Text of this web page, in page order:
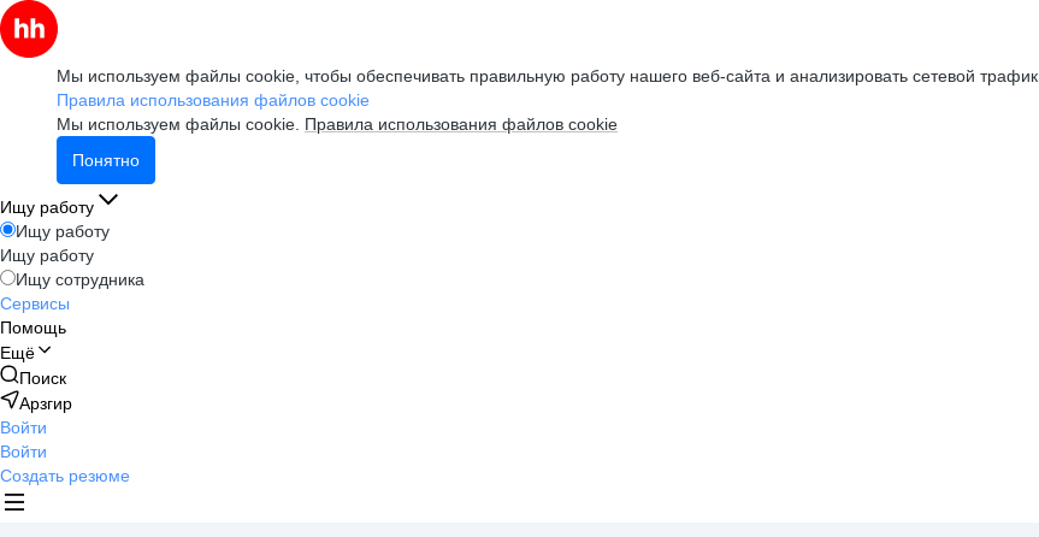
Мы используем файлы cookie, чтобы обеспечивать правильную работу нашего веб-сайта и анализировать сетевой трафик.
Правила использования файлов cookie
Мы используем файлы cookie. Правила использования файлов cookie
Понятно
Ищу работу
Ищу работу
Ищу работу
Ищу сотрудника
Сервисы
Помощь
Ещё
Поиск
Арзгир
Войти
Войти
Создать резюме